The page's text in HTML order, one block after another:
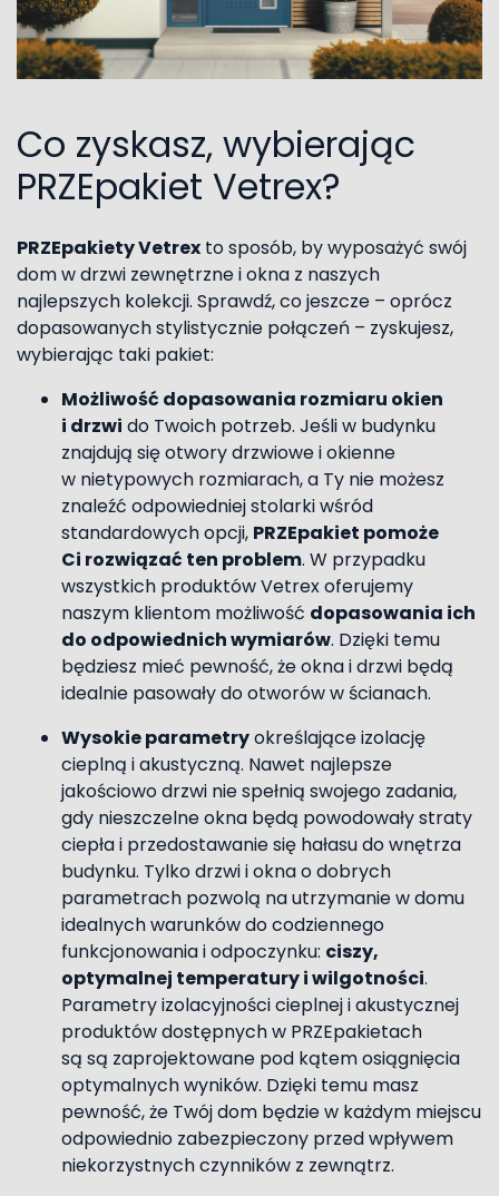
Co zyskasz, wybierając
PRZEpakiet Vetrex?
PRZEpakiety Vetrex to sposób, by wyposażyć swój
dom w drzwi zewnętrzne i okna z naszych
najlepszych kolekcji. Sprawdź, co jeszcze – oprócz
dopasowanych stylistycznie połączeń – zyskujesz,
wybierając taki pakiet:
Możliwość dopasowania rozmiaru okien
i drzwi do Twoich potrzeb. Jeśli w budynku
znajdują się otwory drzwiowe i okienne
w nietypowych rozmiarach, a Ty nie możesz
znaleźć odpowiedniej stolarki wśród
standardowych opcji, PRZEpakiet pomoże
Ci rozwiązać ten problem. W przypadku
wszystkich produktów Vetrex oferujemy
naszym klientom możliwość dopasowania ich
do odpowiednich wymiarów. Dzięki temu
będziesz mieć pewność, że okna i drzwi będą
idealnie pasowały do otworów w ścianach.
Wysokie parametryokreślające izolację
cieplną i akustyczną. Nawet najlepsze
jakościowo drzwi nie spełnią swojego zadania,
gdy nieszczelne okna będą powodowały straty
ciepła i przedostawanie się hałasu do wnętrza
budynku. Tylko drzwi i okna o dobrych
parametrach pozwolą na utrzymanie w domu
idealnych warunków do codziennego
funkcjonowania i odpoczynku: ciszy,
optymalnej temperatury i wilgotności.
Parametry izolacyjności cieplnej i akustycznej
produktów dostępnych w PRZEpakietach
są są zaprojektowane pod kątem osiągnięcia
optymalnych wyników. Dzięki temu masz
pewność, że Twój dom będzie w każdym miejscu
odpowiednio zabezpieczony przed wpływem
niekorzystnych czynników z zewnątrz.